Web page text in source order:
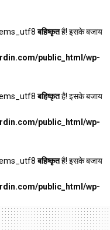
बहिष्कृतहै! इसके बजाय
public_html/wp-
बहिष्कृतहै! इसके बजाय
public_html/wp-
बहिष्कृतहै! इसके बजाय
public_html/wp-